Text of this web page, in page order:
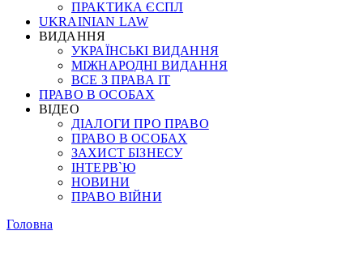
ПРАКТИКА ЄСПЛ
UKRAINIAN LAW
ВИДАННЯ
УКРАЇНСЬКІ ВИДАННЯ
МІЖНАРОДНІ ВИДАННЯ
ВСЕ З ПРАВА ІТ
ПРАВО В ОСОБАХ
ВІДЕО
ДІАЛОГИ ПРО ПРАВО
ПРАВО В ОСОБАХ
ЗАХИСТ БІЗНЕСУ
ІНТЕРВ`Ю
НОВИНИ
ПРАВО ВІЙНИ
Головна